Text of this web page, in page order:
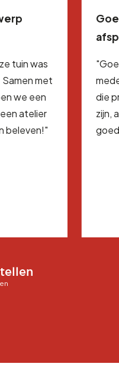
tuin was
met
we een
atelier
beleven!"
die
zijn,